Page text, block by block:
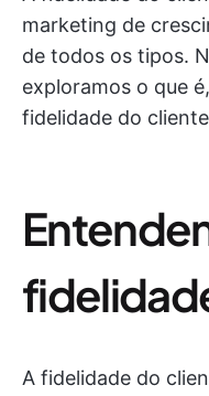
marketing de
de todos os tipos.
exploramos o que
fidelidade do
A fidelidade do